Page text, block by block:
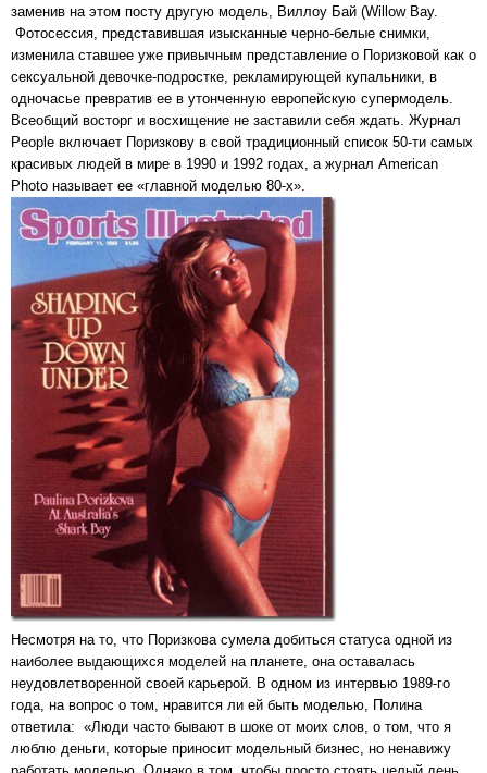
заменив на этом посту другую модель, Виллоу Бай (Willow Bay.
Фотосессия, представившая изысканные черно-белые снимки,
изменила ставшее уже привычным представление о Поризковой как о
сексуальной девочке-подростке, рекламирующей купальники, в
одночасье превратив ее в утонченную европейскую супермодель.
Всеобщий восторг и восхищение не заставили себя ждать. Журнал
People включает Поризкову в свой традиционный список 50-ти самых
красивых людей в мире в 1990 и 1992 годах, а журнал American
Photo называет ее «главной моделью 80-х».
Несмотря на то, что Поризкова сумела добиться статуса одной из
наиболее выдающихся моделей на планете, она оставалась
неудовлетворенной своей карьерой. В одном из интервью 1989-го
года, на вопрос о том, нравится ли ей быть моделью, Полина
ответила: «Люди часто бывают в шоке от моих слов, о том, что я
люблю деньги, которые приносит модельный бизнес, но ненавижу